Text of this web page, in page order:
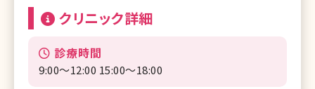
クリニック詳細
診療時間
9:00〜12:00 15:00〜18:00